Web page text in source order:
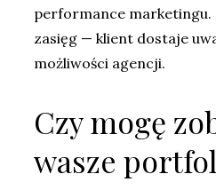
performance marketingu.
zasięg — klient dostaje
możliwości agencji.
Czy mogę
wasze